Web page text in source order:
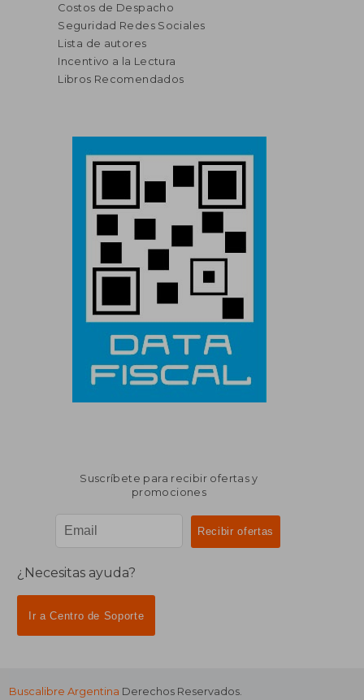
Costos de Despacho
Seguridad Redes Sociales
Lista de autores
Incentivo a la Lectura
Libros Recomendados
Suscríbete para recibir ofertas y
promociones
¿Necesitas ayuda?
Ir a Centro de Soporte
Buscalibre Argentina Derechos Reservados.